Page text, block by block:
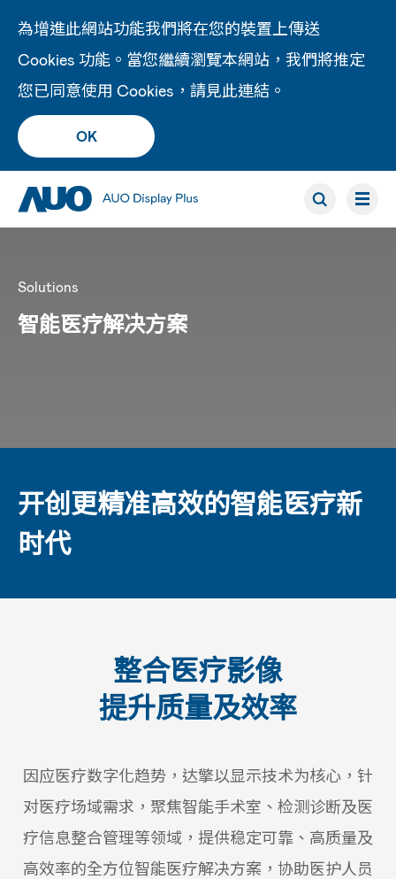
為增進此網站功能我們將在您的裝置上傳送
Cookies 功能。當您繼續瀏覽本網站，我們將推定
您已同意使用 Cookies，請見此連結 。
OK
Solutions
智能医疗解决方案
开创更精准高效的智能医疗新
时代
整合医疗影像
提升质量及效率
因应医疗数字化趋势，达擎以显示技术为核心，针
对医疗场域需求，聚焦智能手术室、检测诊断及医
疗信息整合管理等领域，提供稳定可靠、高质量及
高效率的全方位智能医疗解决方案，协助医护人员